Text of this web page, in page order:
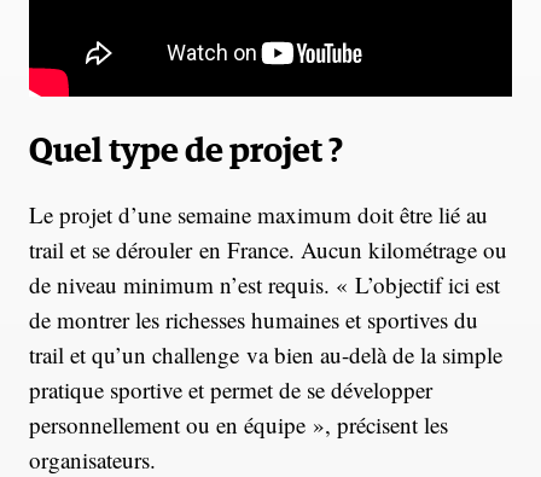
Quel type de projet ?
Le projet d’une semaine maximum doit être lié au
trail et se dérouler en France. Aucun kilométrage ou
de niveau minimum n’est requis. « L’objectif ici est
de montrer les richesses humaines et sportives du
trail et qu’un challenge va bien au-delà de la simple
pratique sportive et permet de se développer
personnellement ou en équipe », précisent les
organisateurs.